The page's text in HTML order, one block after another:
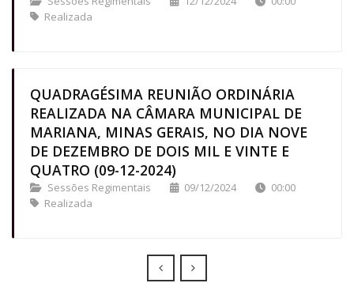
Realizada
QUADRAGÉSIMA REUNIÃO ORDINÁRIA
REALIZADA NA CÂMARA MUNICIPAL DE
MARIANA, MINAS GERAIS, NO DIA NOVE
DE DEZEMBRO DE DOIS MIL E VINTE E
QUATRO (09-12-2024)
Sessões Regimentais 09/12/2024
00:00
Realizada
Prev Next